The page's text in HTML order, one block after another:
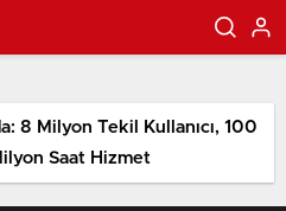
8 Milyon Tekil Kullanıcı, 100
Saat Hizmet